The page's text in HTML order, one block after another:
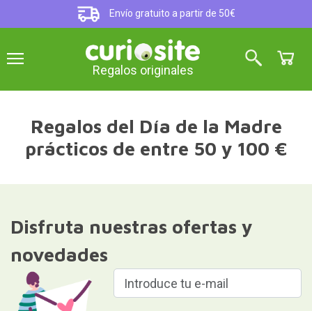
Envío gratuito a partir de 50€
Regalos originales
Regalos del Día de la Madre
prácticos de entre 50 y 100 €
Disfruta nuestras ofertas y
novedades